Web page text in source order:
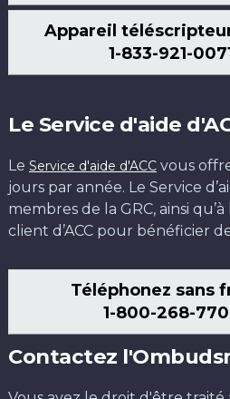
Appareil
1-833-921-
Le Service d'aide
Le Service d'aide d'ACC vous
jours par année. Le Service
membres de la GRC, ainsi
client d’ACC pour bénéficier
Téléphonez sans
1-800-268-
Contactez